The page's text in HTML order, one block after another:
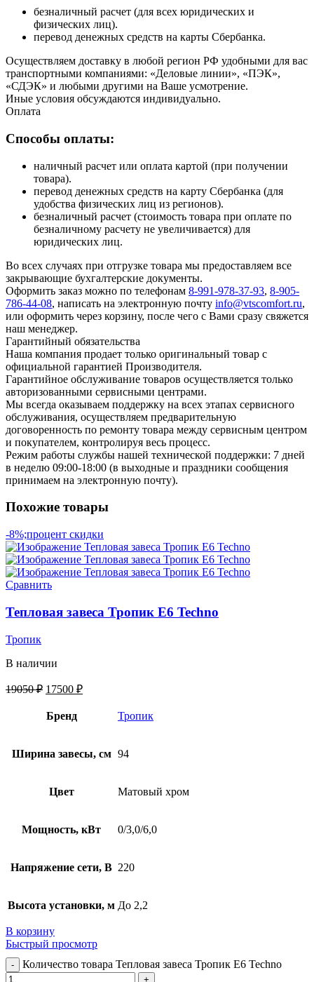
безналичный расчет (для всех юридических и
физических лиц).
перевод денежных средств на карты Сбербанка.
Осуществляем доставку в любой регион РФ удобными для вас
транспортными компаниями: «Деловые линии», «ПЭК»,
«СДЭК» и любыми другими на Ваше усмотрение.
Иные условия обсуждаются индивидуально.
Оплата
Способы оплаты:
наличный расчет или оплата картой (при получении
товара).
перевод денежных средств на карту Сбербанка (для
удобства физических лиц из регионов).
безналичный расчет (стоимость товара при оплате по
безналичному расчету не увеличивается) для
юридических лиц.
Во всех случаях при отгрузке товара мы предоставляем все
закрывающие бухгалтерские документы.
Оформить заказ можно по телефонам 8-991-978-37-93, 8-905-
786-44-08, написать на электронную почту info@vtscomfort.ru,
или оформить через корзину, после чего с Вами сразу свяжется
наш менеджер.
Гарантийный обязательства
Наша компания продает только оригинальный товар с
официальной гарантией Производителя.
Гарантийное обслуживание товаров осуществляется только
авторизованными сервисными центрами.
Мы всегда оказываем поддержку на всех этапах сервисного
обслуживания, осуществляем предварительную
договоренность по ремонту товара между сервисным центром
и покупателем, контролируя весь процесс.
Режим работы службы нашей технической поддержки: 7 дней
в неделю 09:00-18:00 (в выходные и праздники сообщения
принимаем на электронную почту).
Похожие товары
-8%;процент скидки
Сравнить
Тепловая завеса Тропик E6 Techno
Тропик
В наличии
19050₽ 17500 ₽
Бренд Тропик
Ширина завесы, см 94
Цвет Матовый хром
Мощность, кВт 0/3,0/6,0
Напряжение сети, В 220
Высота установки, м До 2,2
В корзину
Быстрый просмотр
Количество товара Тепловая завеса Тропик E6 Techno